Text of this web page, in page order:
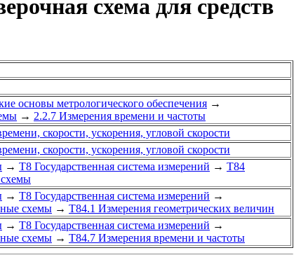
схема для средств
основы метрологического обеспечения →
→ 2.2.7 Измерения времени и частоты
скорости, ускорения, угловой скорости
скорости, ускорения, угловой скорости
→ Т8 Государственная система измерений → Т84
схемы
→ Т8 Государственная система измерений →
схемы → Т84.1 Измерения геометрических величин
→ Т8 Государственная система измерений →
схемы → Т84.7 Измерения времени и частоты